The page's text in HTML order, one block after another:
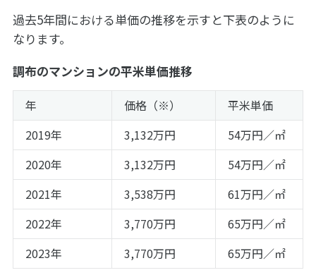
過去5年間における単価の推移を示すと下表のように
なります。
調布のマンションの平米単価推移
年 価格（※）
平米単価
2019年
3,132万円
54万円／㎡
2020年
3,132万円
54万円／㎡
2021年
3,538万円
61万円／㎡
2022年
3,770万円
65万円／㎡
2023年
3,770万円 65万円／㎡